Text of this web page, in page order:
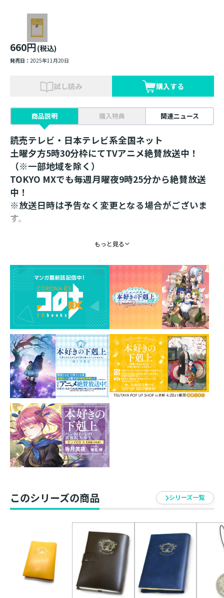
660円(税込)
発売日： 2025年11月20日
試し読み 購入する
商品説明 購入特典 関連ニュース
読売テレビ・日本テレビ系全国ネット
土曜夕方5時30分枠にてTVアニメ絶賛放送中！
（※一部地域を除く）
TOKYO MXでも毎週月曜夜9時25分から絶賛放送
中！
※放送日時は予告なく変更となる場合がございま
す。
椎名優先生描き下ろし！
椎名優先生描き下ろしのちびキャライラストを使った便
利なメモ付箋！
薄くてコンパクトながら30枚あるのでとっても便利♪
学校や職場で大活躍間違いなし！
素材：紙
サイズ：台紙：Ｈ104mm×Ｗ67mm
付箋：H70mm×W58mm
イラスト：椎名優
発売元：TOブックス
もっと見る
このシリーズの商品 シリーズ一覧